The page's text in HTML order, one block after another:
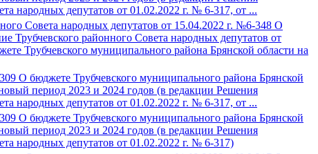
народных депутатов от 01.02.2022 г. № 6-317, от ...
Совета народных депутатов от 15.04.2022 г. №6-348 О
Трубчевского районного Совета народных депутатов от
Трубчевского муниципального района Брянской области на
О бюджете Трубчевского муниципального района Брянской
период 2023 и 2024 годов (в редакции Решения
народных депутатов от 01.02.2022 г. № 6-317, от ...
О бюджете Трубчевского муниципального района Брянской
период 2023 и 2024 годов (в редакции Решения
народных депутатов от 01.02.2022 г. № 6-317)